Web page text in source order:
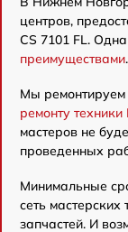
центров,
CS 7101 FL.
преимуществами.
Мы
ремонту техники
мастеров не
проведенных
Минимальные
сеть
запчастей. И